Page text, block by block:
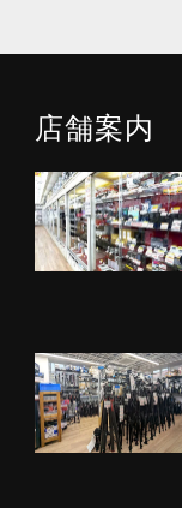
店舗案内